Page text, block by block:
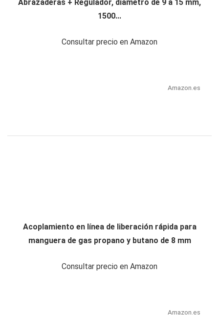
Abrazaderas + Regulador, diametro de 9 a 15 mm,
1500...
Consultar precio en Amazon
Amazon.es
Acoplamiento en línea de liberación rápida para
manguera de gas propano y butano de 8 mm
Consultar precio en Amazon
Amazon.es